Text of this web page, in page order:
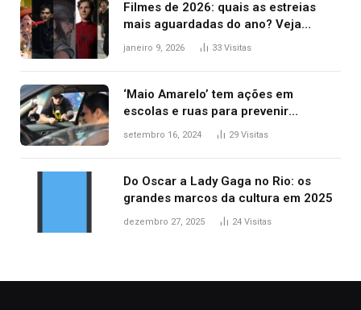
Filmes de 2026: quais as estreias
mais aguardadas do ano? Veja
principais lançamentos do cinema
janeiro 9, 2026 33 Visitas
‘Maio Amarelo’ tem ações em
escolas e ruas para prevenir
acidentes no trânsito no AP
setembro 16, 2024 29 Visitas
Do Oscar a Lady Gaga no Rio: os
grandes marcos da cultura em 2025
dezembro 27, 2025 24 Visitas